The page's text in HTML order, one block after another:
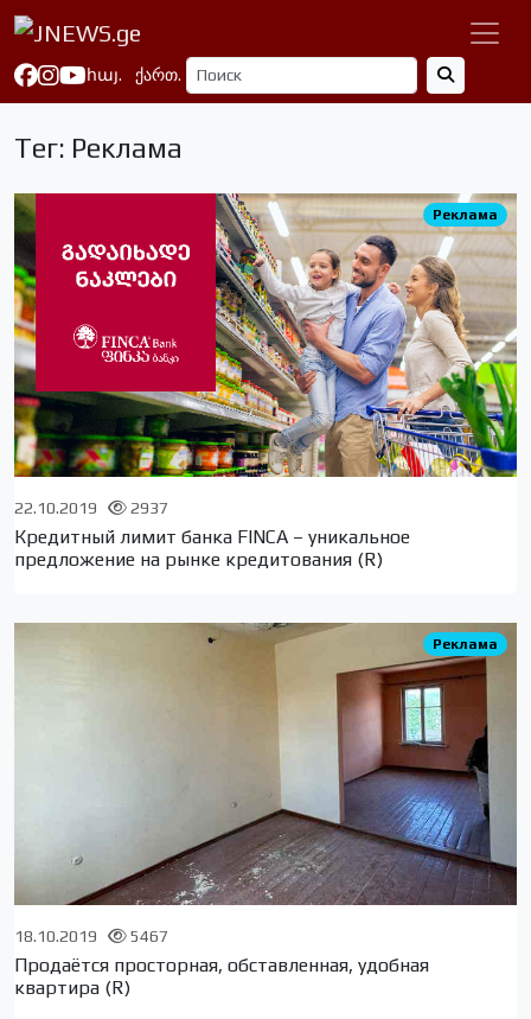
հայ. ქართ.
Тег: Реклама
Реклама
22.10.2019 2937
Кредитный лимит банка FINCA – уникальное
предложение на рынке кредитования (R)
Реклама
18.10.2019 5467
Продаётся просторная, обставленная, удобная
квартира (R)